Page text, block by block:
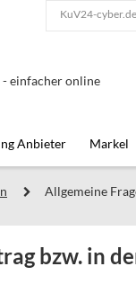
einfacher online
KuV24-cyber.de
Anbieter Markel
Allgemeine
bzw. in